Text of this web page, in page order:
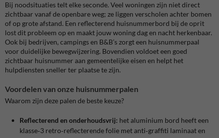
Bij noodsituaties telt elke seconde. Veel woningen zijn niet direct
zichtbaar vanaf de openbare weg; ze liggen verscholen achter bomen
of op grote afstand. Een reflecterend huisnummerbord bij de oprit
lost dit probleem op en maakt jouw woning dag en nacht herkenbaar.
Ook bij bedrijven, campings en B&B’s zorgt een huisnummerpaal
voor duidelijke bewegwijzering. Bovendien voldoet een goed
zichtbaar huisnummer aan gemeentelijke eisen en helpt het
hulpdiensten sneller ter plaatse te zijn.
Voordelen van onze huisnummerpalen
Waarom zijn deze palen de beste keuze?
Reflecterend en onderhoudsvrij: het aluminium bord heeft een
klasse‑3 retro‑reflecterende folie met anti‑graffiti laminaat en